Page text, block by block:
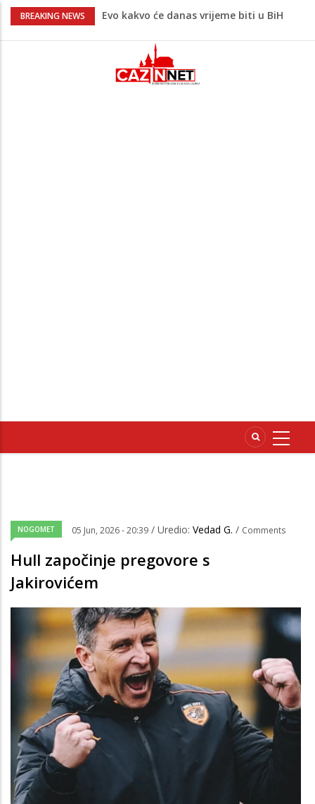
BREAKING NEWS
Evo kakvo će danas vrijeme biti u BiH
napadati susjedne zemlje, ali ćemo
uzvratiti ukoliko krenu na nas
Novi detalji ubistva u Bosanskoj Krupi:
NOGOMET 05 Jun, 2026 - 20:39 / Uredio: Vedad G. / Comments
Hull započinje pregovore s
Jakirovićem